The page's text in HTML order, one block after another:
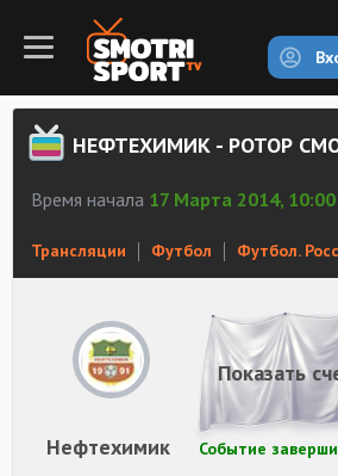
Время начала 17 Марта 2014, 10:00
Трансляции Футбол Футбол.
Нефтехимик Событие
Показать